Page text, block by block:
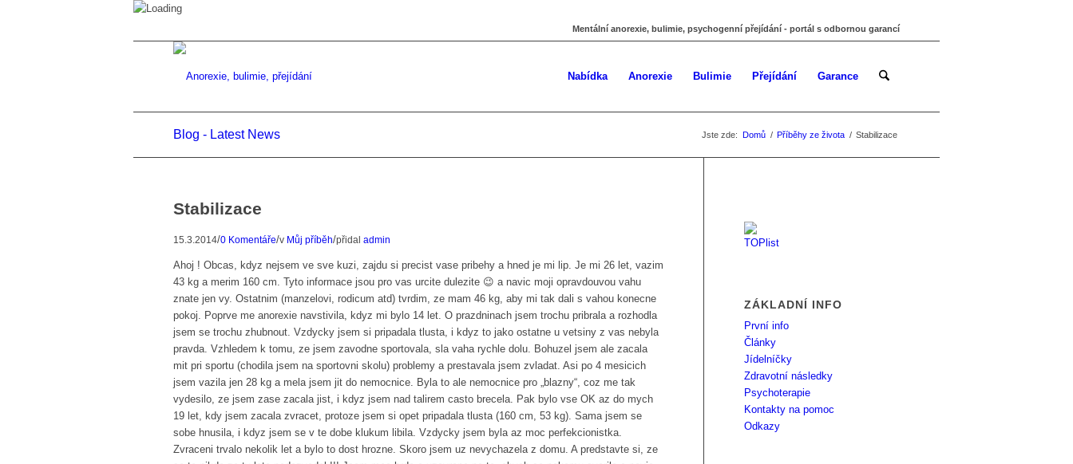
Mentální anorexie, bulimie, psychogenní přejídání - portál s odbornou garancí
Nabídka Anorexie Bulimie Přejídání Garance
Blog - Latest News Jste zde: Domů / Příběhy ze života / Stabilizace
Stabilizace
15.3.2014/0 Komentáře/v Můj příběh/přidal admin
Ahoj ! Obcas, kdyz nejsem ve sve kuzi, zajdu si precist vase pribehy a hned je mi lip. Je mi 26 let, vazim
43 kg a merim 160 cm. Tyto informace jsou pro vas urcite dulezite 😉 a navic moji opravdouvou vahu
znate jen vy. Ostatnim (manzelovi, rodicum atd) tvrdim, ze mam 46 kg, aby mi tak dali s vahou konecne
pokoj. Poprve me anorexie navstivila, kdyz mi bylo 14 let. O prazdninach jsem trochu pribrala a rozhodla
jsem se trochu zhubnout. Vzdycky jsem si pripadala tlusta, i kdyz to jako ostatne u vetsiny z vas nebyla
pravda. Vzhledem k tomu, ze jsem zavodne sportovala, sla vaha rychle dolu. Bohuzel jsem ale zacala
mit pri sportu (chodila jsem na sportovni skolu) problemy a prestavala jsem zvladat. Asi po 4 mesicich
jsem vazila jen 28 kg a mela jsem jit do nemocnice. Byla to ale nemocnice pro „blazny“, coz me tak
vydesilo, ze jsem zase zacala jist, i kdyz jsem nad talirem casto brecela. Pak bylo vse OK az do mych
19 let, kdy jsem zacala zvracet, protoze jsem si opet pripadala tlusta (160 cm, 53 kg). Sama jsem se
sobe hnusila, i kdyz jsem se v te dobe klukum libila. Vzdycky jsem byla az moc perfekcionistka.
Zvraceni trvalo nekolik let a bylo to dost hrozne. Skoro jsem uz nevychazela z domu. A predstavte si, ze
ZÁKLADNÍ INFO
První info
Články
Jídelníčky
Zdravotní následky
Psychoterapie
Kontakty na pomoc
Odkazy